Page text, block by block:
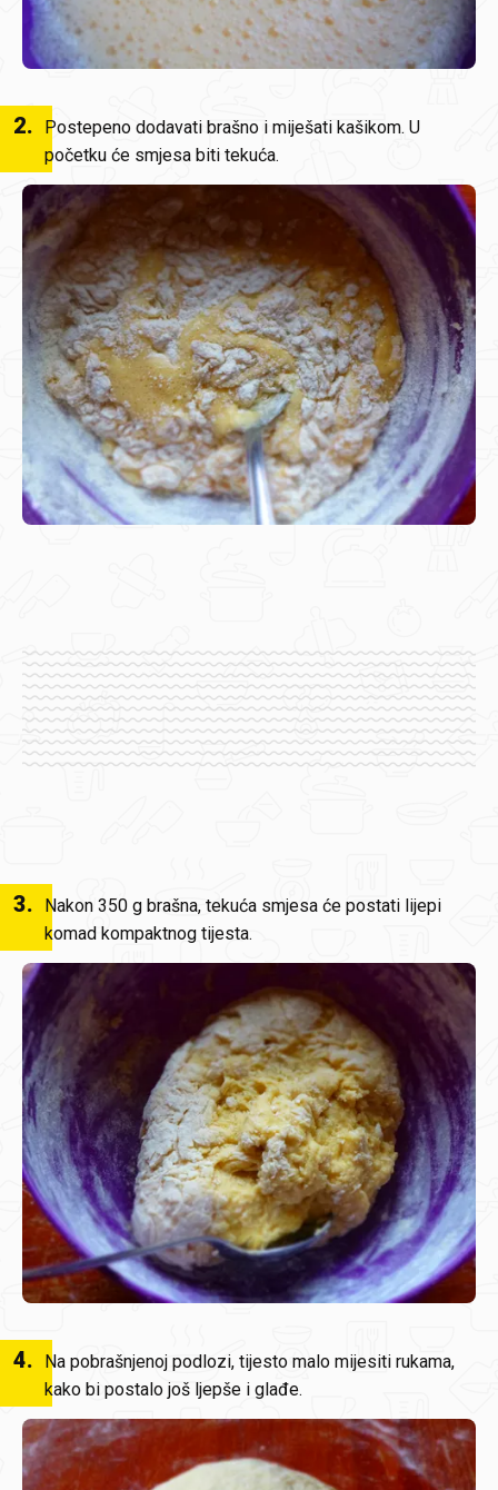
2.
Postepeno dodavati brašno i miješati kašikom. U
početku će smjesa biti tekuća.
3.
Nakon 350 g brašna, tekuća smjesa će postati lijepi
komad kompaktnog tijesta.
4.
Na pobrašnjenoj podlozi, tijesto malo mijesiti rukama,
kako bi postalo još ljepše i glađe.